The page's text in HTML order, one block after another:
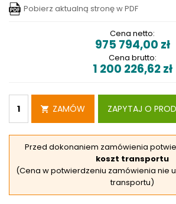
Pobierz aktualną stronę w PDF
Cena netto:
975 794,00 zł
Cena brutto:
1 200 226,62zł
ZAMÓW ZAPYTAJ O
Przed dokonaniem zamówienia
koszt transportu
(Cena w potwierdzeniu zamówienia nie
transportu)